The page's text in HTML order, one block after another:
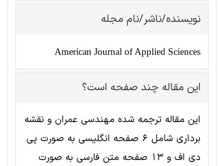
نویسنده/ناشر/نام مجله
American Journal of Applied Sciences
این مقاله چند صفحه است؟
این مقاله ترجمه شده مهندسی عمران و نقشه
برداری شامل 6 صفحه انگلیسی به صورت پی
دی اف و 13 صفحه متن فارسی به صورت